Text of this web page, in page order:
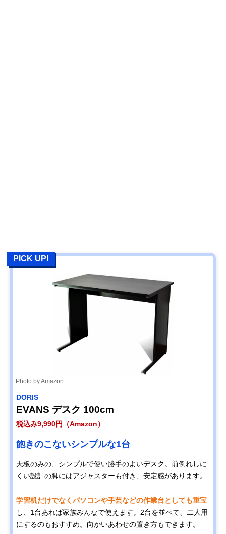
PICK UP!
Photo by Amazon
‎DORIS
EVANS デスク 100cm
税込み9,990円（Amazon）
飽きのこないシンプルな1台
天板のみの、シンプルで使い勝手のよいデスク。前倒れしに
くい設計の脚にはアジャスターも付き、安定感があります。
学習机だけでなくパソコンや手芸などの作業台としても重宝
し、1台あれば家族みんなで使えます。2台を並べて、二人用
にするのもおすすめ。向かいあわせの置き方もできます。